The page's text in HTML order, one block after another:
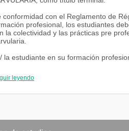
conformidad con el Reglamento de
profesional, los estudiantes
la colectividad y las prácticas pre
/ la estudiante en su formación
autonomía en el aprendizaje
leyendo